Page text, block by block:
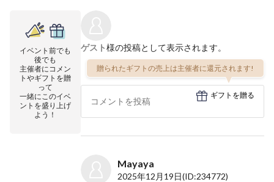
イベント前でも
後でも
主催者にコメン
トやギフトを贈
って
一緒にこのイベ
ントを盛り上げ
よう！
ゲスト様の投稿として表示されます。
贈られたギフトの売上は主催者に還元されます!
ギフトを贈る
Mayaya
2025年12月19日(ID:234772)